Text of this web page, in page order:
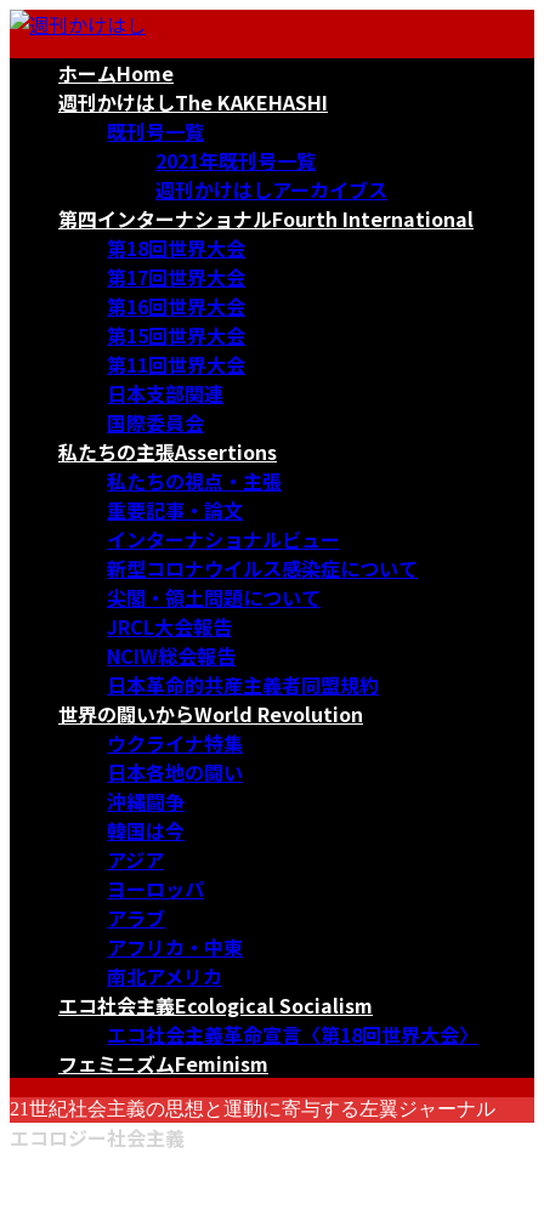
コ
ナ
ホームHome
週刊かけはしThe KAKEHASHI
既刊号一覧
2021年既刊号一覧
週刊かけはしアーカイブス
第四インターナショナルFourth International
第18回世界大会
第17回世界大会
第16回世界大会
第15回世界大会
第11回世界大会
日本支部関連
国際委員会
私たちの主張Assertions
私たちの視点・主張
重要記事・論文
インターナショナルビュー
新型コロナウイルス感染症について
尖閣・領土問題について
JRCL大会報告
NCIW総会報告
日本革命的共産主義者同盟規約
世界の闘いからWorld Revolution
ウクライナ特集
日本各地の闘い
沖縄闘争
韓国は今
アジア
ヨーロッパ
アラブ
アフリカ・中東
南北アメリカ
エコ社会主義Ecological Socialism
エコ社会主義革命宣言〈第18回世界大会〉
フェミニズムFeminism
21世紀社会主義の思想と運動に寄与する左翼ジャーナル
エコロジー社会主義